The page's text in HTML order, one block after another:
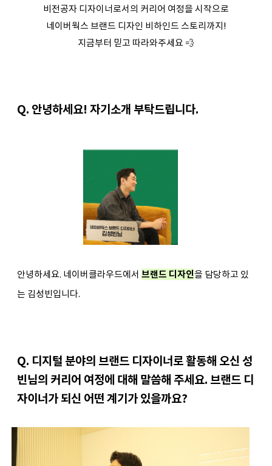
비전공자 디자이너로서의 커리어 여정을 시작으로
네이버웍스 브랜드 디자인 비하인드 스토리까지!
지금부터 믿고 따라와주세요 💨
Q. 안녕하세요! 자기소개 부탁드립니다.
안녕하세요. 네이버클라우드에서 브랜드 디자인을 담당하고 있
는 김성빈입니다.
Q. 디지털 분야의 브랜드 디자이너로 활동해 오신 성
빈님의 커리어 여정에 대해 말씀해 주세요. 브랜드 디
자이너가 되신 어떤 계기가 있을까요?